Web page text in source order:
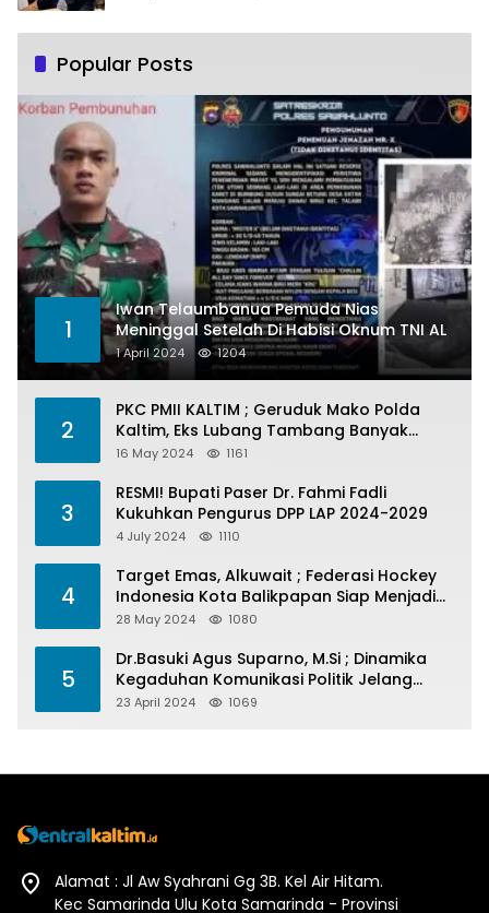
Popular Posts
1
Iwan Telaumbanua Pemuda Nias
Meninggal Setelah Di Habisi Oknum TNI AL
1 April 2024 1204
2
PKC PMII KALTIM ; Geruduk Mako Polda
Kaltim, Eks Lubang Tambang Banyak
Menelan Korban
16 May 2024 1161
3
RESMI! Bupati Paser Dr. Fahmi Fadli
Kukuhkan Pengurus DPP LAP 2024-2029
4 July 2024 1110
4
Target Emas, Alkuwait ; Federasi Hockey
Indonesia Kota Balikpapan Siap Menjadi
Barometer Prestasi Di Kaltim
28 May 2024 1080
5
Dr.Basuki Agus Suparno, M.Si ; Dinamika
Kegaduhan Komunikasi Politik Jelang
Pesta Politik 2024
23 April 2024 1069
Alamat : Jl Aw Syahrani Gg 3B. Kel Air Hitam.
Kec Samarinda Ulu Kota Samarinda - Provinsi